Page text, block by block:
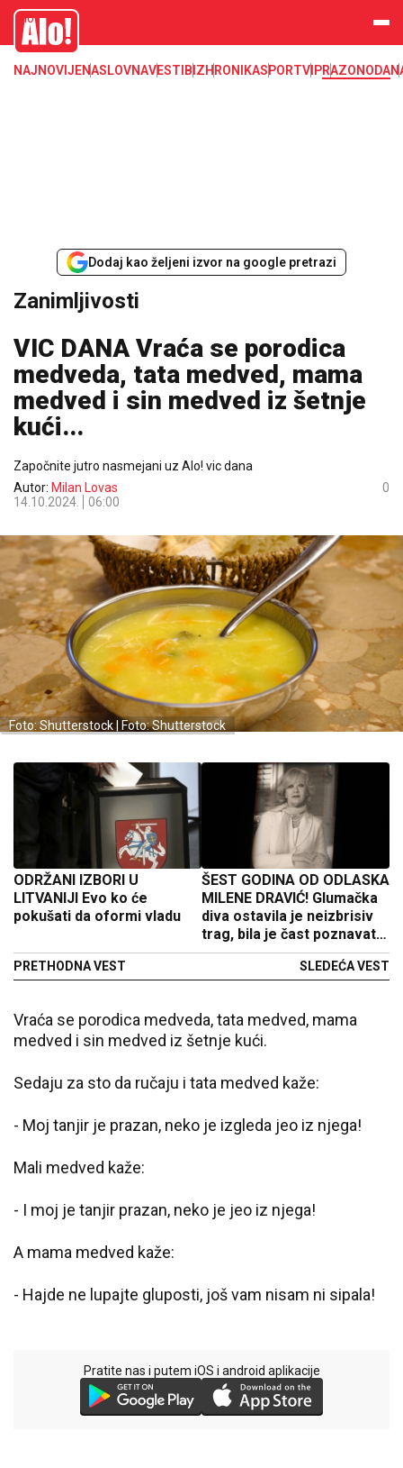
Zanimljivosti
Alo
NAJNOVIJENASLOVNAVESTI BIZHRONIKASPORTVIPRAZONODA
Dodaj kao željeni izvor na google pretrazi
Zanimljivosti
VIC DANA Vraća se porodica
medveda, tata medved, mama
medved i sin medved iz šetnje
kući...
Započnite jutro nasmejani uz Alo! vic dana
Autor: Milan Lovas
14.10.2024.
06:00
0
Foto: Shutterstock | Foto: Shutterstock
ODRŽANI IZBORI U
LITVANIJI Evo ko će
pokušati da oformi vladu
PRETHODNA VEST
ŠEST GODINA OD ODLASKA
MILENE DRAVIĆ! Glumačka
diva ostavila je neizbrisiv
trag, bila je čast poznavati
je!
SLEDEĆA VEST
Vraća se porodica medveda, tata medved, mama
medved i sin medved iz šetnje kući.
Sedaju za sto da ručaju i tata medved kaže:
- Moj tanjir je prazan, neko je izgleda jeo iz njega!
Mali medved kaže:
- I moj je tanjir prazan, neko je jeo iz njega!
A mama medved kaže:
- Hajde ne lupajte gluposti, još vam nisam ni sipala!
Pratite nas i putem iOS i android aplikacije